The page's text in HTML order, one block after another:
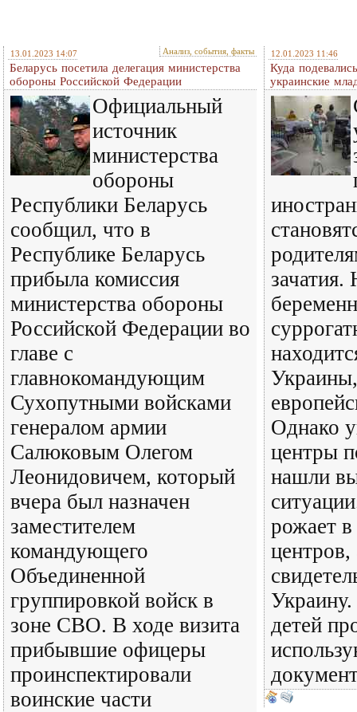
13.01.2023 14:07 Анализ, события, факты
Беларусь посетила делегация министерства
обороны Российской Федерации
Официальный
источник
министерства
обороны
Республики Беларусь
сообщил, что в
Республике Беларусь
прибыла комиссия
министерства обороны
Российской Федерации во
главе с
главнокомандующим
Сухопутными войсками
генералом армии
Салюковым Олегом
Леонидовичем, который
вчера был назначен
заместителем
командующего
Объединенной
группировкой войск в
зоне СВО. В ходе визита
прибывшие офицеры
проинспектировали
воинские части
12.01.2023 11:46
Куда
украинские
зачатия.
Однако
центры
нашли
рожает
центров,
детей